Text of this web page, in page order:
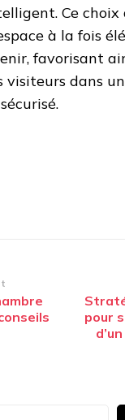
Ce choix
à la fois
favorisant
visiteurs dans
pour